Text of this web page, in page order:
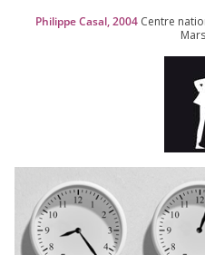
Philippe Casal,2004 Centre